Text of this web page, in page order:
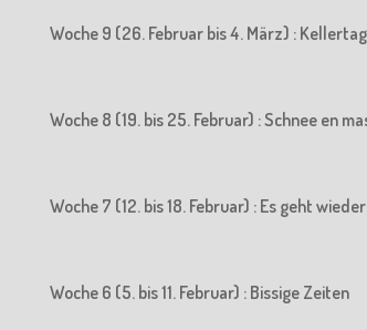
Woche 9 (26. Februar bis 4. März) :
Woche 8 (19. bis 25. Februar) : Schnee en
Woche 7 (12. bis 18. Februar) : Es geht
Woche 6 (5. bis 11. Februar) : Bissige Zeiten